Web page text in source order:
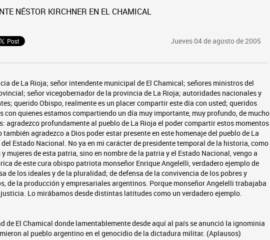
NÉSTOR KIRCHNER EN EL CHAMICAL
Jueves 04 de agosto de 2005
de La Rioja; señor intendente municipal de El Chamical; señores ministros del
señor vicegobernador de la provincia de La Rioja; autoridades nacionales y
querido Obispo, realmente es un placer compartir este día con usted; queridos
con quienes estamos compartiendo un día muy importante, muy profundo, de mucho
agradezco profundamente al pueblo de La Rioja el poder compartir estos momentos
agradezco a Dios poder estar presente en este homenaje del pueblo de La
Estado Nacional. No ya en mi carácter de presidente temporal de la historia, como
mujeres de esta patria, sino en nombre de la patria y el Estado Nacional, vengo a
de este cura obispo patriota monseñor Enrique Angelelli, verdadero ejemplo de
de los ideales y de la pluralidad; de defensa de la convivencia de los pobres y
de la producción y empresariales argentinos. Porque monseñor Angelelli trabajaba
Lo mirábamos desde distintas latitudes como un verdadero ejemplo.
de El Chamical donde lamentablemente desde aquí al país se anunció la ignominia
al pueblo argentino en el genocidio de la dictadura militar. (Aplausos)